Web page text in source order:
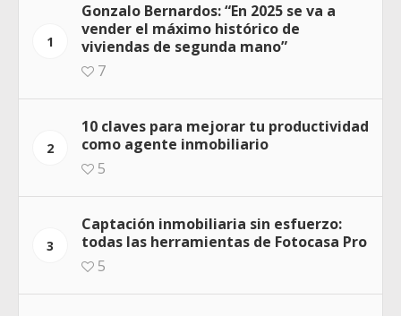
1
Gonzalo Bernardos: “En 2025 se va a
vender el máximo histórico de
viviendas de segunda mano”
7
2
10 claves para mejorar tu productividad
como agente inmobiliario
5
3
Captación inmobiliaria sin esfuerzo:
todas las herramientas de Fotocasa Pro
5